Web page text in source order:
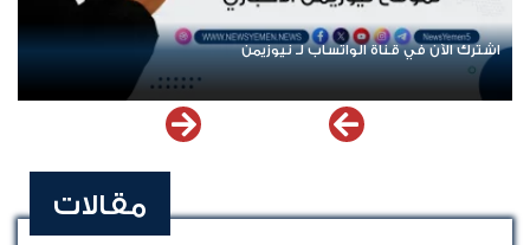
اشترك الآن في قناة الواتساب لـ نيوزيمن
مقالات